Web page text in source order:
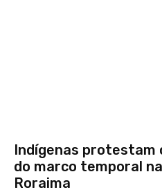
Indígenas protestam
do marco temporal
Roraima